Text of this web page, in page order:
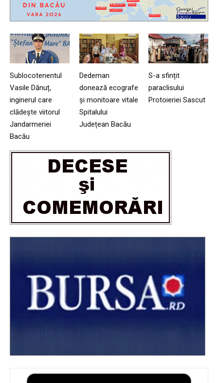
Sublocotenentul
Vasile Dănuț,
inginerul care
clădește viitorul
Jandarmeriei
Bacău
Dedeman
donează ecografe
și monitoare vitale
Spitalului
Județean Bacău
S-a sfințit
paraclisului
Protoieriei Sascut